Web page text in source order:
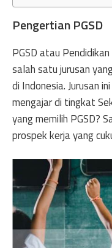
Pengertian PGSD
PGSD atau
salah satu jurusan
di Indonesia. Jurusan
mengajar di tingkat
yang memilih PGSD?
prospek kerja yang